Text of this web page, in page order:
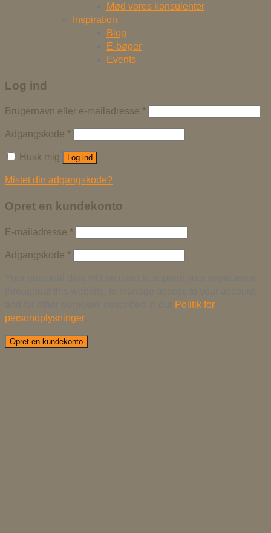
Mød vores konsulenter
Inspiration
Blog
E-bøger
Events
Log ind
Brugernavn eller e-mailadresse *
Adgangskode *
Husk mig Log ind
Mistet din adgangskode?
Opret en kundekonto
E-mailadresse *
Adgangskode *
Politik for
personoplysninger.
Opret en kundekonto